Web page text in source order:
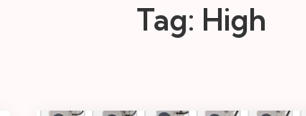
Tag: High